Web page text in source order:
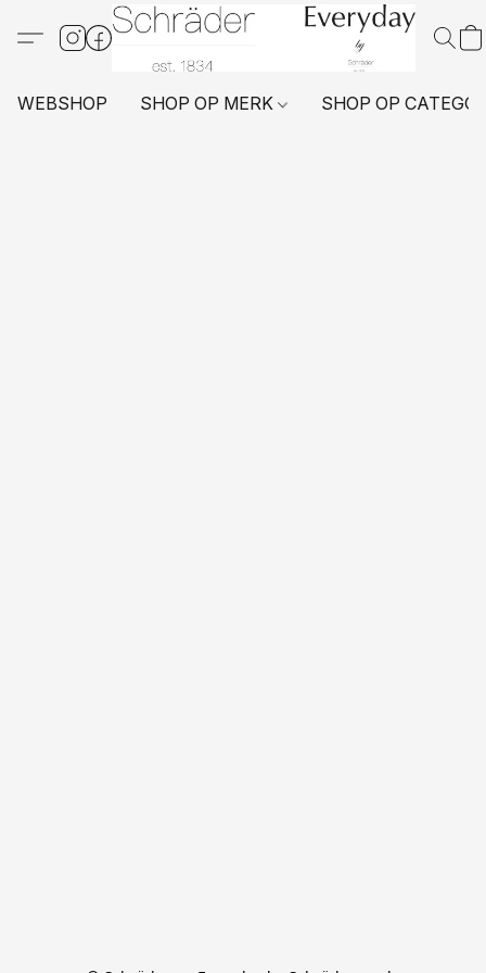
WEBSHOP SHOP OP MERK SHOP OP